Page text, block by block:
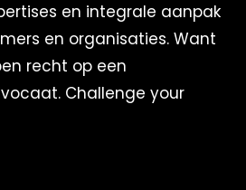
en integrale aanpak
en organisaties. Want
recht op een
Challenge your